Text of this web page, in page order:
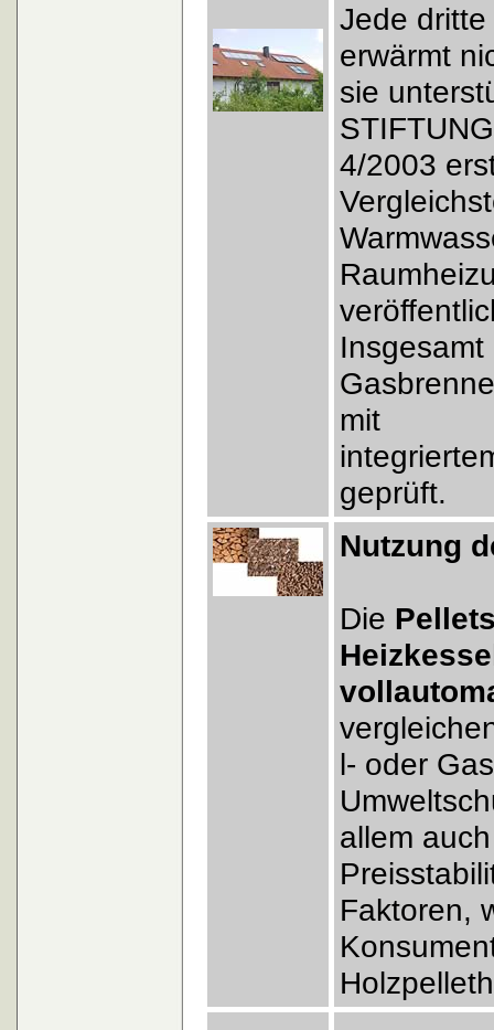
Jede
erwärmt
sie
4/2003
mit
geprüft.
Nutzung
Die
l- oder
allem
Faktoren,